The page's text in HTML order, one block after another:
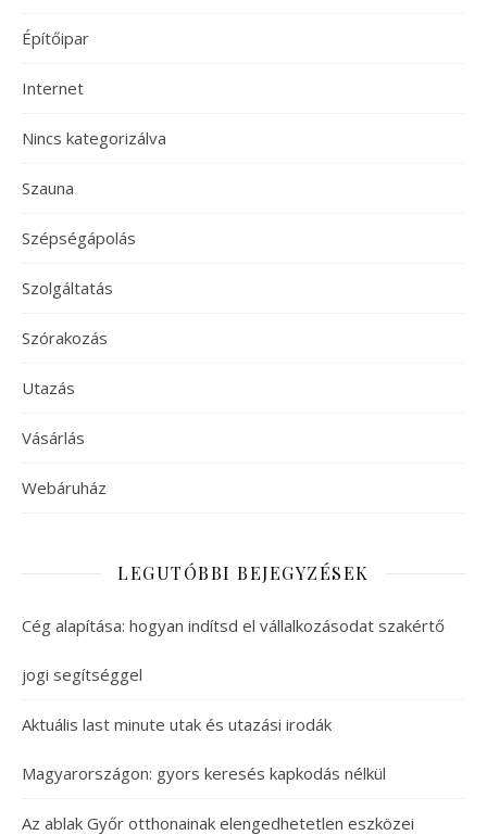
Építőipar
Internet
Nincs kategorizálva
Szauna
Szépségápolás
Szolgáltatás
Szórakozás
Utazás
Vásárlás
Webáruház
LEGUTÓBBI BEJEGYZÉSEK
Cég alapítása: hogyan indítsd el vállalkozásodat szakértő
jogi segítséggel
Aktuális last minute utak és utazási irodák
Magyarországon: gyors keresés kapkodás nélkül
Az ablak Győr otthonainak elengedhetetlen eszközei